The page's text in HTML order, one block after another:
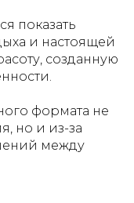
показать
и настоящей
созданную
формата не
но и из-за
между